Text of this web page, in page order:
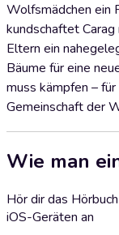
Wolfsmädchen ein
kundschaftet
Eltern ein
Bäume für eine
muss kämpfen –
Gemeinschaft der
Wie man
Hör dir das
iOS-Geräten an